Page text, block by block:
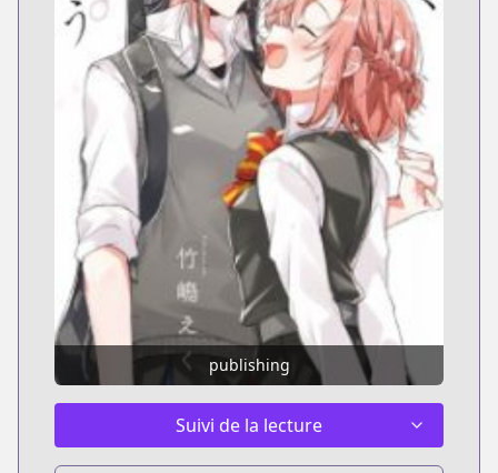
publishing
Suivi de la lecture